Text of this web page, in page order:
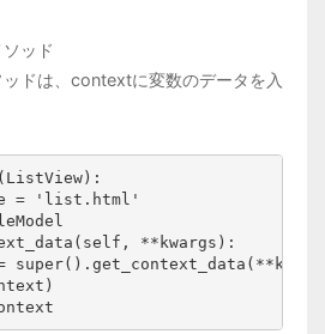
ッド
ドは、contextに変数のデータを入
= 'list.html'
**kwargs):